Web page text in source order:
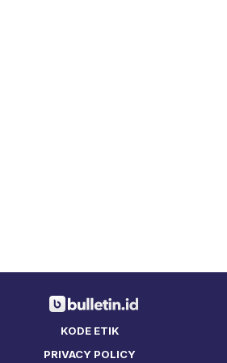
KODE ETIK
PRIVACY POLICY